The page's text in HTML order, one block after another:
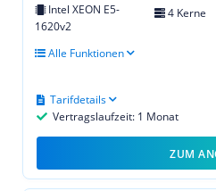
Intel XEON E5-
1620v2
4 Kerne
Alle Funktionen
Vertragslaufzeit: 1 Monat
Tarifdetails
ZUM